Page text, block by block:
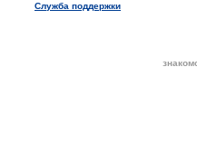
Служба поддержки